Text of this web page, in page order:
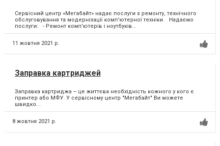
Сервісний центр «Мегабайт» надає послуги з ремонту, технічного
обслуговування та модернізації комп'ютерної техніки. Надаємо
послуги: - Ремонт комп'ютерів і ноутбуків...
11 жовтня 2021 р.
Заправка картриджей
Заправка картриджа – це життєва необхідність кожного у кого є
принтер або МФУ.⁣ У сервісному центр "Мегабайт" Ви можете
швидко...
8 жовтня 2021 р.